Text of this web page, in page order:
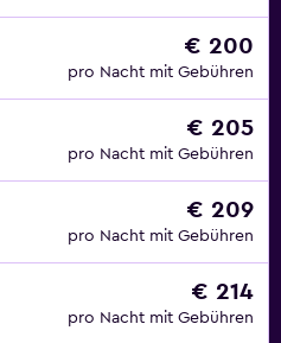
€ 200
pro Nacht mit Gebühren
€ 205
pro Nacht mit Gebühren
€ 209
pro Nacht mit Gebühren
€ 214
pro Nacht mit Gebühren